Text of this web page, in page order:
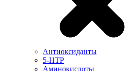
Антиоксиданты
5-HTP
Аминокислоты